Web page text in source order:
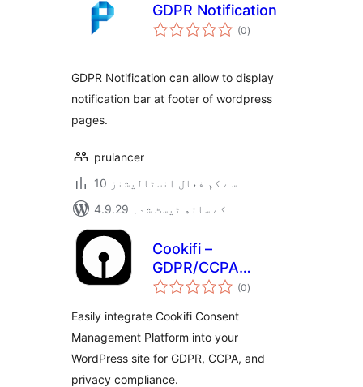
GDPR Notification
(0مجموعی
درجہ
)
GDPR Notification can allow to display
notification bar at footer of wordpress
pages.
prulancer
10 سے کم فعال انسٹالیشنز
4.9.29 کے ساتھ ٹیسٹ شدہ
Cookifi –
GDPR/CCPA
Compliant Cookie
Consent Mode &
Geo Targeting
(0مجموعی
درجہ
)
Easily integrate Cookifi Consent
Management Platform into your
WordPress site for GDPR, CCPA, and
privacy compliance.